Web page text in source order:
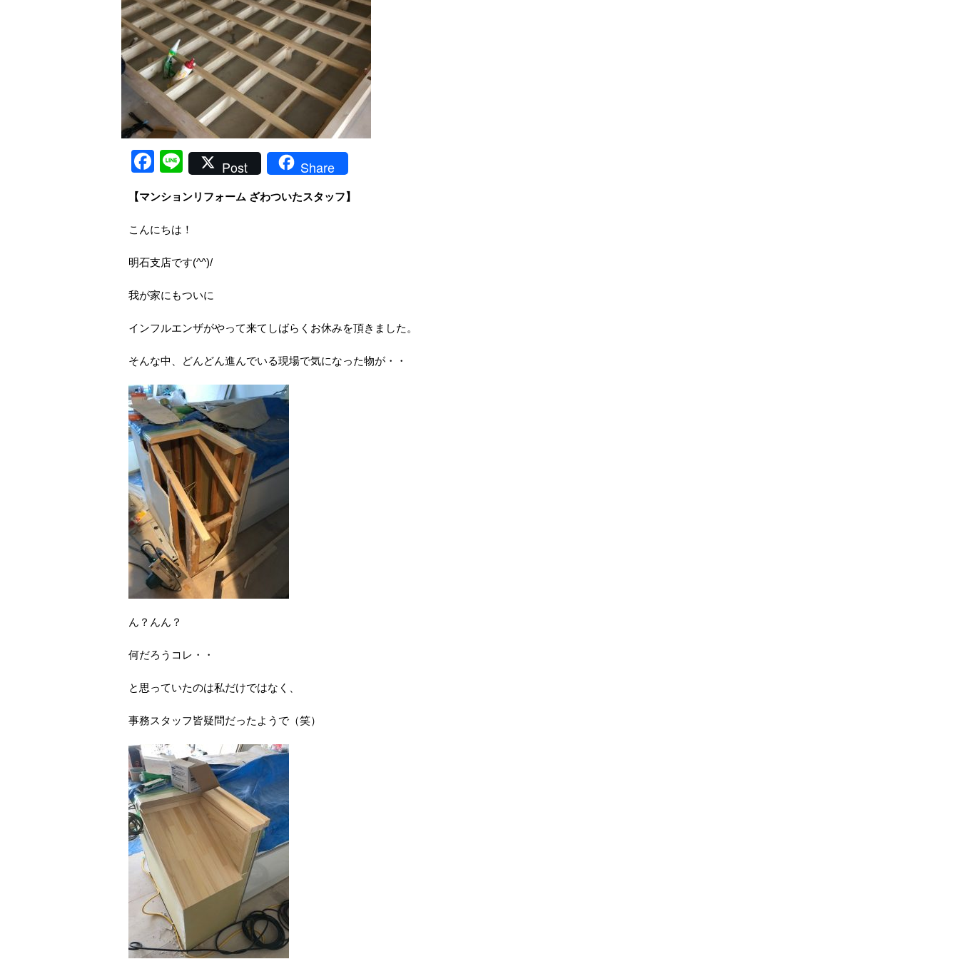
Facebook
LinePost Share
【マンションリフォーム ざわついたスタッフ】
こんにちは！
明石支店です(^^)/
我が家にもついに
インフルエンザがやって来てしばらくお休みを頂きました。
そんな中、どんどん進んでいる現場で気になった物が・・
ん？んん？
何だろうコレ・・
と思っていたのは私だけではなく、
事務スタッフ皆疑問だったようで（笑）